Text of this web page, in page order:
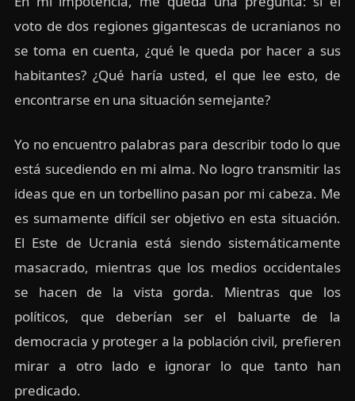
voto de dos regiones gigantescas de ucranianos no
se toma en cuenta, ¿qué le queda por hacer a sus
habitantes? ¿Qué haría usted, el que lee esto, de
encontrarse en una situación semejante?
Yo no encuentro palabras para describir todo lo que
está sucediendo en mi alma. No logro transmitir las
ideas que en un torbellino pasan por mi cabeza. Me
es sumamente difícil ser objetivo en esta situación.
El Este de Ucrania está siendo sistemáticamente
masacrado, mientras que los medios occidentales
se hacen de la vista gorda. Mientras que los
políticos, que deberían ser el baluarte de la
democracia y proteger a la población civil, prefieren
mirar a otro lado e ignorar lo que tanto han
predicado.